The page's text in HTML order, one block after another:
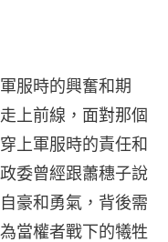
服時的興奮和期
上前線，面對那個
上軍服時的責任和
委曾經跟蕭穗子說
豪和勇氣，背後需
當權者戰下的犧牲